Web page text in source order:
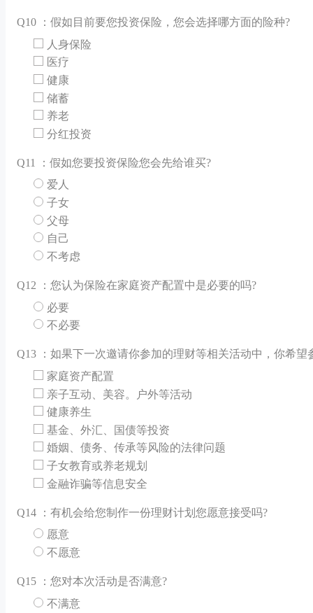
Q10 ：假如目前要您投资保险，您会选择哪方面的险种?
人身保险
医疗
健康
储蓄
养老
分红投资
Q11 ：假如您要投资保险您会先给谁买?
爱人
子女
父母
自己
不考虑
Q12 ：您认为保险在家庭资产配置中是必要的吗?
必要
不必要
Q13 ：如果下一次邀请你参加的理财等相关活动中，你希望
家庭资产配置
亲子互动、美容。户外等活动
健康养生
基金、外汇、国债等投资
婚姻、债务、传承等风险的法律问题
子女教育或养老规划
金融诈骗等信息安全
Q14 ：有机会给您制作一份理财计划您愿意接受吗?
愿意
不愿意
Q15 ：您对本次活动是否满意?
不满意